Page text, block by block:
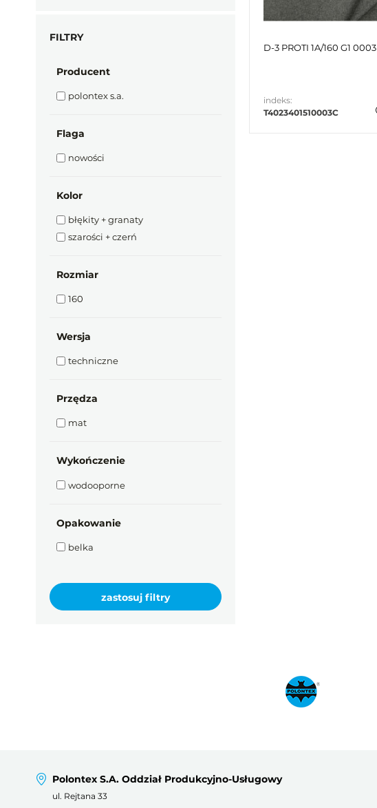
FILTRY
Producent
polontex s.a.
Flaga
nowości
Kolor
błękity + granaty
szarości + czerń
Rozmiar
160
Wersja
techniczne
Przędza
mat
Wykończenie
wodooporne
Opakowanie
belka
D-3 PROTI 1A/160 G1 0003
indeks:
T4023401510003C
Polontex S.A. Oddział Produkcyjno-Usługowy
ul. Rejtana 33